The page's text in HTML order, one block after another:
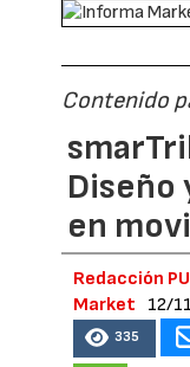
Contenido
Diseño
en
Redacción
Market
12/
335